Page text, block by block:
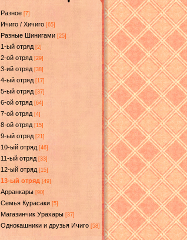
Разное [7]
Ичиго / Хичиго [65]
Разные Шинигами [25]
1-ый отряд [2]
2-ой отряд [29]
3-ий отряд [38]
4-ый отряд [17]
5-ый отряд [37]
6-ой отряд [64]
7-ой отряд [4]
8-ой отряд [15]
9-ый отряд [21]
10-ый отряд [46]
11-ый отряд [33]
12-ый отряд [15]
13-ый отряд [49]
Арранкары [90]
Семья Курасаки [5]
Магазинчик Урахары [37]
Однокашники и друзья Ичиго [58]